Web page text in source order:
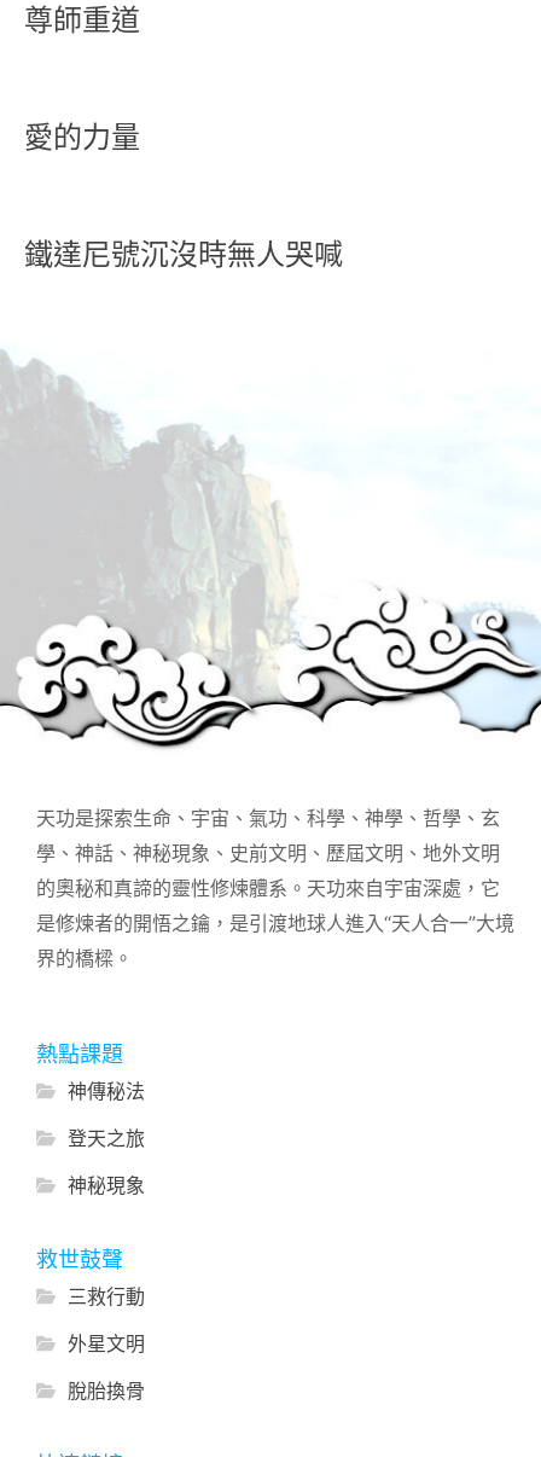
尊師重道
愛的力量
鐵達尼號沉沒時無人哭喊
天功是探索生命、宇宙、氣功、科學、神學、哲學、玄
學、神話、神秘現象、史前文明、歷屆文明、地外文明
的奧秘和真諦的靈性修煉體系。天功來自宇宙深處，它
是修煉者的開悟之鑰，是引渡地球人進入“天人合一”大境
界的橋樑。
熱點課題
神傳秘法
登天之旅
神秘現象
救世鼓聲
三救行動
外星文明
脫胎換骨